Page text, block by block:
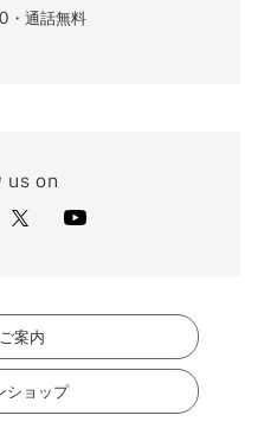
・通話無料
us on
案内
ショップ